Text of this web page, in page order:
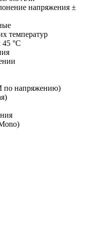
напряжения ±
температур
°C
напряжению)